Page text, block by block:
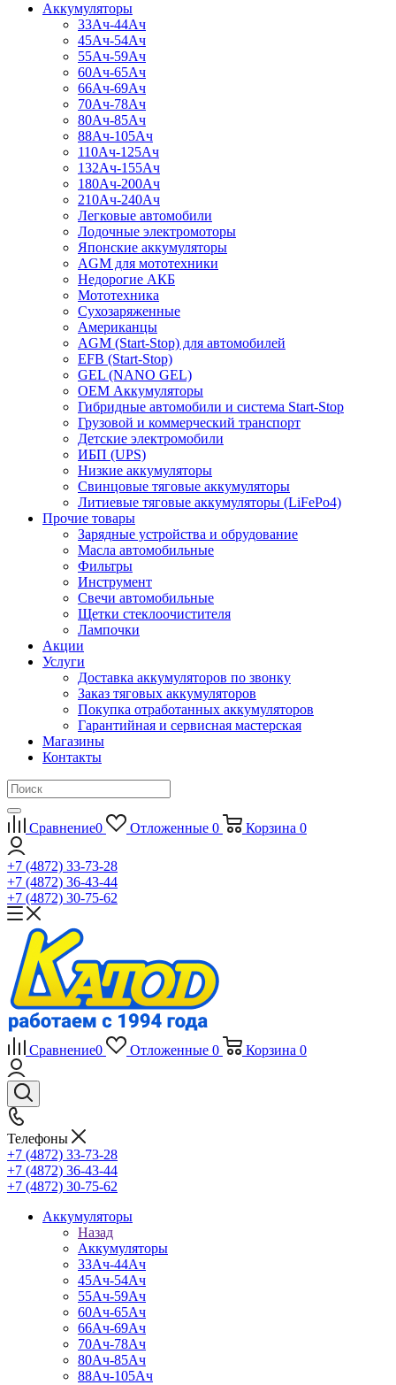
Аккумуляторы
33Ач-44Ач
45Ач-54Ач
55Ач-59Ач
60Ач-65Ач
66Ач-69Ач
70Ач-78Ач
80Ач-85Ач
88Ач-105Ач
110Ач-125Ач
132Ач-155Ач
180Ач-200Ач
210Ач-240Ач
Легковые автомобили
Лодочные электромоторы
Японские аккумуляторы
AGM для мототехники
Недорогие АКБ
Мототехника
Сухозаряженные
Американцы
AGM (Start-Stop) для автомобилей
EFB (Start-Stop)
GEL (NANO GEL)
OEM Аккумуляторы
Гибридные автомобили и система Start-Stop
Грузовой и коммерческий транспорт
Детские электромобили
ИБП (UPS)
Низкие аккумуляторы
Свинцовые тяговые аккумуляторы
Литиевые тяговые аккумуляторы (LiFePo4)
Прочие товары
Зарядные устройства и обрудование
Масла автомобильные
Фильтры
Инструмент
Свечи автомобильные
Щетки стеклоочистителя
Лампочки
Акции
Услуги
Доставка аккумуляторов по звонку
Заказ тяговых аккумуляторов
Покупка отработанных аккумуляторов
Гарантийная и сервисная мастерская
Магазины
Контакты
Сравнение0 Отложенные 0 Корзина 0
+7 (4872) 33-73-28
+7 (4872) 36-43-44
+7 (4872) 30-75-62
Сравнение0 Отложенные 0 Корзина 0
Телефоны
+7 (4872) 33-73-28
+7 (4872) 36-43-44
+7 (4872) 30-75-62
Аккумуляторы
Назад
Аккумуляторы
33Ач-44Ач
45Ач-54Ач
55Ач-59Ач
60Ач-65Ач
66Ач-69Ач
70Ач-78Ач
80Ач-85Ач
88Ач-105Ач